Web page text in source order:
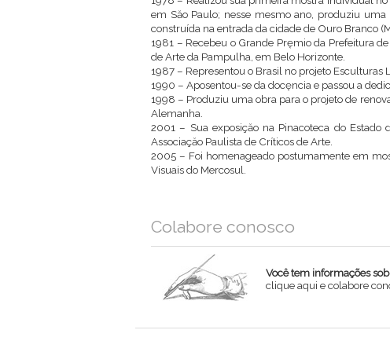
em Săo Paulo; nesse mesmo ano, produziu
construída na entrada da cidade de Ouro Branco
1981 – Recebeu o Grande Pręmio da Prefeitura
de Arte da Pampulha, em Belo Horizonte.
1987 – Representou o Brasil no projeto Esculturas
1990 – Aposentou-se da docęncia e passou a
1998 – Produziu uma obra para o projeto de
Alemanha.
2001 – Sua exposiçăo na Pinacoteca do
Associaçăo Paulista de Críticos de Arte.
2005 – Foi homenageado postumamente em
Visuais do Mercosul.
Colabore conosco
Você tem informações
clique aqui e colabore